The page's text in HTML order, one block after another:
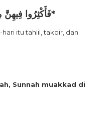
*فَأَكْثِرُوا فِيهِنَّ مِنَ التَّهْلِيلِ وَالتَّكْبِيرِ وَالتَّحْمِيدِ*
hari itu tahlil, takbir, dan
Sunnah muakkad di